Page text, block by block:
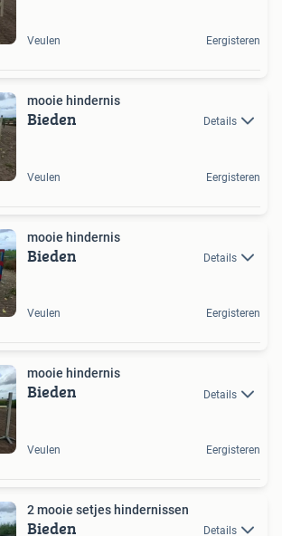
Veulen Eergisteren
mooie hindernis
Bieden Details
Veulen Eergisteren
mooie hindernis
Bieden Details
Veulen Eergisteren
mooie hindernis
Bieden Details
Veulen Eergisteren
2 mooie setjes hindernissen
Bieden Details